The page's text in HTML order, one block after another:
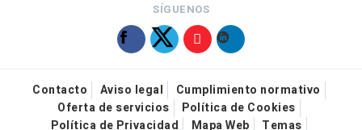
SÍGUENOS
Contacto Aviso legal
Cumplimiento normativo
Oferta de servicios
Política de Cookies
Política de Privacidad
Mapa Web Temas